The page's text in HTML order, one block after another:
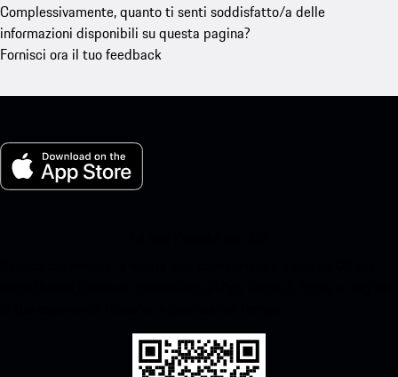
Complessivamente, quanto ti senti soddisfatto/a delle
informazioni disponibili su questa pagina?
Fornisci ora il tuo feedback